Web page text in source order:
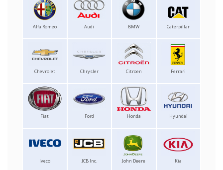
Alfa Romeo Audi BMW Caterpillar
Chevrolet Chrysler Citroen Ferrari
Fiat Ford Honda Hyundai
Iveco JCB Inc. John Deere Kia